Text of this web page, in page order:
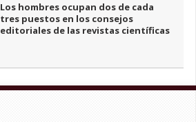
Los hombres ocupan dos de cada
tres puestos en los consejos
editoriales de las revistas científicas